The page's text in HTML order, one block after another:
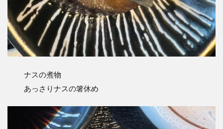
ナスの煮物
あっさりナスの箸休め